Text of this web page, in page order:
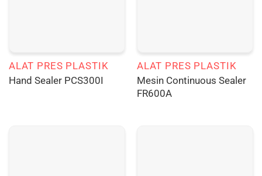
ALAT PRES PLASTIK
Hand Sealer PCS300I
ALAT PRES PLASTIK
Mesin Continuous Sealer
FR600A